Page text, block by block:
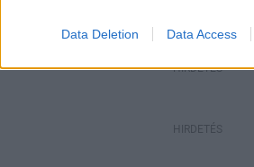
Data Deletion Data Access
HIRDETÉS
HIRDETÉS